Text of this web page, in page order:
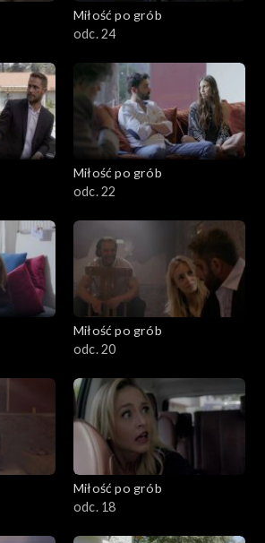
Miłość po grób
odc. 24
Miłość po grób
odc. 22
Miłość po grób
odc. 20
Miłość po grób
odc. 18